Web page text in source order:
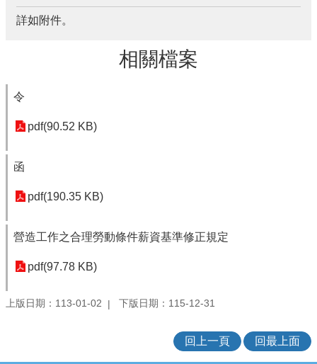
公
務
區
站
結
政
府
資
訊
開
公
詳如附件。
相關檔案
令
pdf(90.52 KB)
函
pdf(190.35 KB)
營造工作之合理勞動條件薪資基準修正規定
pdf(97.78 KB)
上版日期：113-01-02 下版日期：115-12-31
回上一頁 回最上面